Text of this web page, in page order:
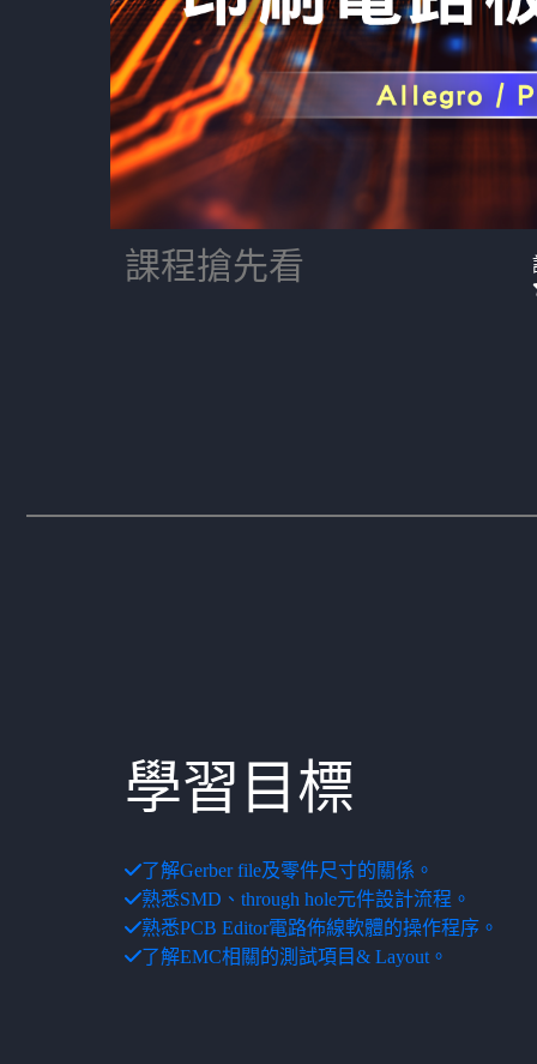
課程搶先看
學習目標
了解Gerber file及零件尺寸的關係。
熟悉SMD、through hole元件設計流程。
熟悉PCB Editor電路佈線軟體的操作程序。
了解EMC相關的測試項目& Layout。